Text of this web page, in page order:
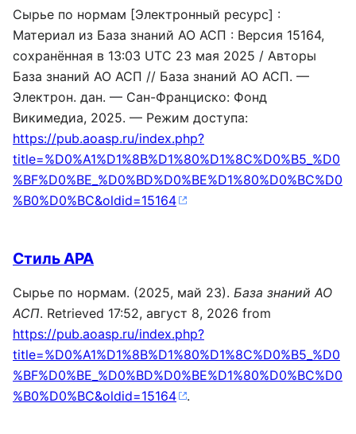
Сырье по нормам [Электронный ресурс] :
Материал из База знаний АО АСП : Версия 15164,
сохранённая в 13:03 UTC 23 мая 2025 / Авторы
База знаний АО АСП // База знаний АО АСП. —
Электрон. дан. — Сан-Франциско: Фонд
Викимедиа, 2025. — Режим доступа:
https://pub.aoasp.ru/index.php?
title=%D0%A1%D1%8B%D1%80%D1%8C%D0%B5_%D0
%BF%D0%BE_%D0%BD%D0%BE%D1%80%D0%BC%D0
%B0%D0%BC&oldid=15164
Стиль APA
Сырье по нормам. (2025, май 23). База знаний АО
АСП. Retrieved 17:52, август 8, 2026 from
https://pub.aoasp.ru/index.php?
title=%D0%A1%D1%8B%D1%80%D1%8C%D0%B5_%D0
%BF%D0%BE_%D0%BD%D0%BE%D1%80%D0%BC%D0
%B0%D0%BC&oldid=15164
.